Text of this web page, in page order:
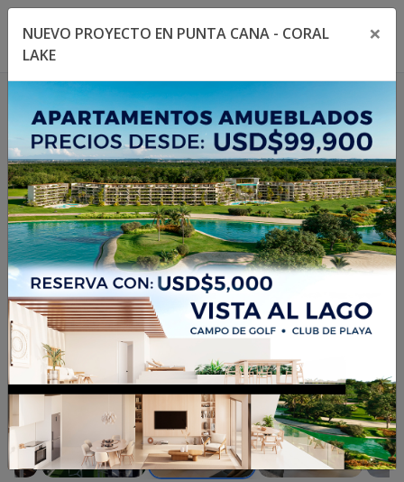
Toggle navigation menu
1/15
NUEVO PROYECTO EN PUNTA CANA - CORAL
LAKE
×